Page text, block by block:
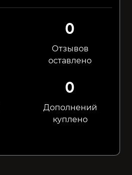
0
Отзывов
оставлено
0
Дополнений
куплено